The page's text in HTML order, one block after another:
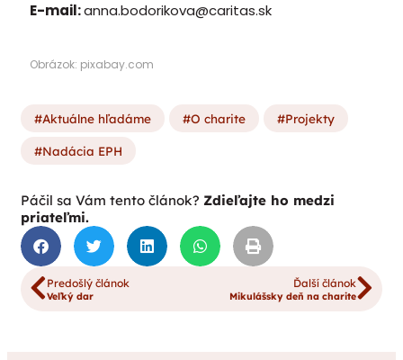
E-mail:anna.bodorikova@caritas.sk
Obrázok: pixabay.com
Aktuálne hľadáme O charite Projekty
Nadácia EPH
Páčil sa Vám tento článok? Zdieľajte ho medzi
priateľmi.
Predošlý článok
Veľký dar
Ďalší článok
Mikulášsky deň na charite